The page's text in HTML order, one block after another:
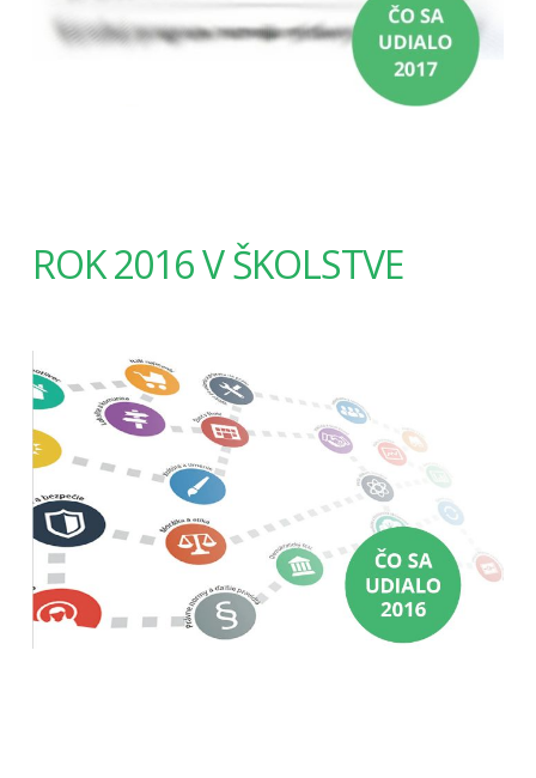
ROK 2016 V ŠKOLSTVE